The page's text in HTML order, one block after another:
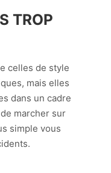
TROP
celles de style
mais elles
dans un cadre
marcher sur
simple vous